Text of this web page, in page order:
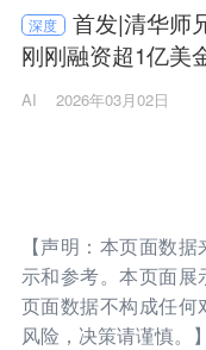
深度
首发|清华师
刚刚融资超1亿美
AI 2026年03月02日
【声明：本页面数
示和参考。本页面
页面数据不构成任
风险，决策请谨慎。】